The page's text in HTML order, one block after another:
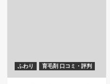
ふわり 育毛剤 口コミ・評判